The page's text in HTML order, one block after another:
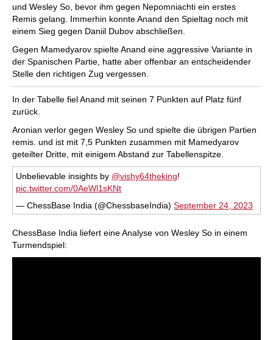
und Wesley So, bevor ihm gegen Nepomniachti ein erstes
Remis gelang. Immerhin konnte Anand den Spieltag noch mit
einem Sieg gegen Daniil Dubov abschließen.
Gegen Mamedyarov spielte Anand eine aggressive Variante in
der Spanischen Partie, hatte aber offenbar an entscheidender
Stelle den richtigen Zug vergessen.
In der Tabelle fiel Anand mit seinen 7 Punkten auf Platz fünf
zurück.
Aronian verlor gegen Wesley So und spielte die übrigen Partien
remis. und ist mit 7,5 Punkten zusammen mit Mamedyarov
geteilter Dritte, mit einigem Abstand zur Tabellenspitze.
Unbelievable insights by @vishy64theking!
pic.twitter.com/0AeWl1sKNt
— ChessBase India (@ChessbaseIndia)September 24, 2023
ChessBase India liefert eine Analyse von Wesley So in einem
Turmendspiel: